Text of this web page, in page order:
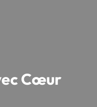
Cœur